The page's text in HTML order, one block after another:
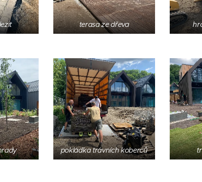
terasa ze dřeva
pokládka trávních koberců